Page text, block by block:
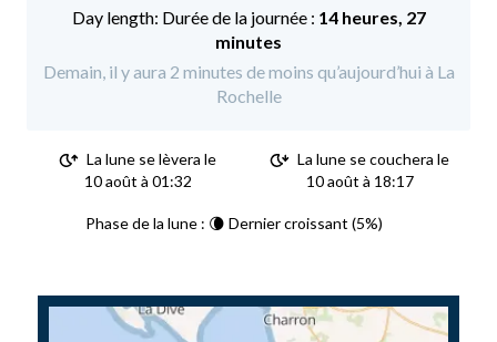
Durée de la journée : 14 heures, 27
minutes
Demain, il y aura 2 minutes de moins qu’aujourd’hui à La
Rochelle
La lune se lèvera le
10 août à 01:32
La lune se couchera le
10 août à 18:17
Phase de la lune : 🌘 Dernier croissant (5%)